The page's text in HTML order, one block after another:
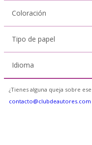
Coloración
Tipo de papel
Idioma
¿Tienes alguna queja sobre
contacto@clubdeautores.com